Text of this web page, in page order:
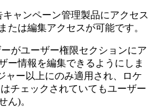
キャンペーン管理製品にアクセス
たは編集アクセスが可能です。
がユーザー権限セクションにア
ー情報を編集できるようにしま
ャー以上にのみ適用され、ロケ
チェックされていてもユーザー
ん)。